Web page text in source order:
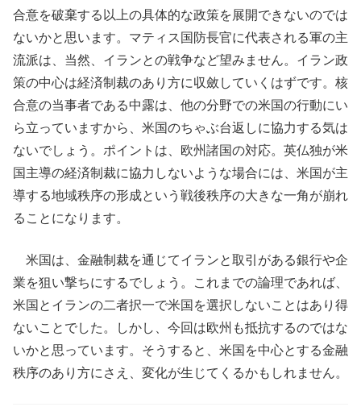
合意を破棄する以上の具体的な政策を展開できないのでは
ないかと思います。マティス国防長官に代表される軍の主
流派は、当然、イランとの戦争など望みません。イラン政
策の中心は経済制裁のあり方に収斂していくはずです。核
合意の当事者である中露は、他の分野での米国の行動にい
ら立っていますから、米国のちゃぶ台返しに協力する気は
ないでしょう。ポイントは、欧州諸国の対応。英仏独が米
国主導の経済制裁に協力しないような場合には、米国が主
導する地域秩序の形成という戦後秩序の大きな一角が崩れ
ることになります。
米国は、金融制裁を通じてイランと取引がある銀行や企
業を狙い撃ちにするでしょう。これまでの論理であれば、
米国とイランの二者択一で米国を選択しないことはあり得
ないことでした。しかし、今回は欧州も抵抗するのではな
いかと思っています。そうすると、米国を中心とする金融
秩序のあり方にさえ、変化が生じてくるかもしれません。